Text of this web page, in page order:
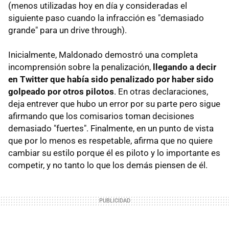
(menos utilizadas hoy en día y consideradas el
siguiente paso cuando la infracción es "demasiado
grande" para un drive through).
Inicialmente, Maldonado demostró una completa
incomprensión sobre la penalización, llegando a decir
en Twitter que había sido penalizado por haber sido
golpeado por otros pilotos. En otras declaraciones,
deja entrever que hubo un error por su parte pero sigue
afirmando que los comisarios toman decisiones
demasiado "fuertes". Finalmente, en un punto de vista
que por lo menos es respetable, afirma que no quiere
cambiar su estilo porque él es piloto y lo importante es
competir, y no tanto lo que los demás piensen de él.